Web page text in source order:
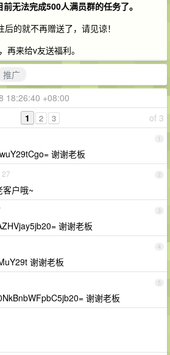
无法完成500人满员群的任务了。
后的就不再赠送了，请见谅！
再来给v友送福利。
推广
18:26:40 +08:00
of 3
1 2 3
1
谢谢老板
2
27
客户哦~
3
谢谢老板
4
谢谢老板
5
谢谢老板